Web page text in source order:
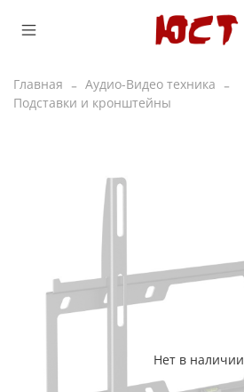
Главная
Аудио-Видео техника
Подставки и кронштейны
Нет в наличии